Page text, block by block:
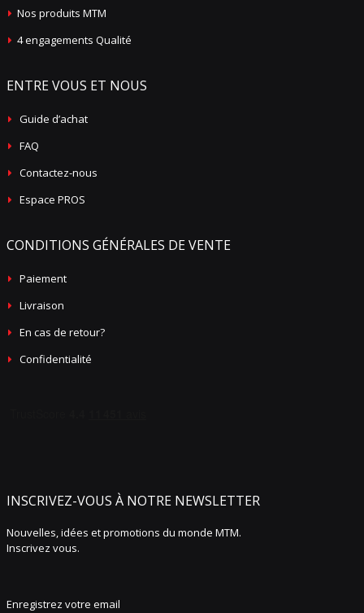
Nos produits MTM
4 engagements Qualité
ENTRE VOUS ET NOUS
Guide d’achat
FAQ
Contactez-nous
Espace PROS
CONDITIONS GÉNÉRALES DE VENTE
Paiement
Livraison
En cas de retour?
Confidentialité
INSCRIVEZ-VOUS À NOTRE NEWSLETTER
Nouvelles, idées et promotions du monde MTM.
Inscrivez vous.
Enregistrez votre email